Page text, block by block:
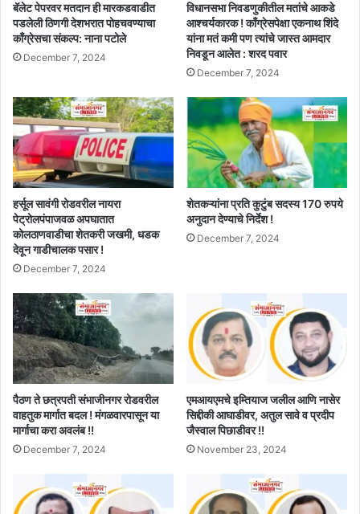
बॅलेट पेपरवर मतदान ही मारकडवाडीत
पडलेली ठिणगी देशभरात पोहचवण्याचा
काँग्रेसचा संकल्प: नाना पटोले
December 7, 2024
विधानसभा निवडणुकीतील मतांचे आकडे
आश्चर्यकारक ! काँग्रेसपेक्षा एकनाथ शिंदे
यांना मतं कमी पण त्यांचे जास्त आमदार
निवडून आलेत : शरद पवार
December 7, 2024
हर्सूल सावंगी रोडवरील नायरा
पेट्रोलपंपाजवळ अपघातात
कोलठाणवाडीचा शेतकरी जखमी, धडक
देवून गाडीचालक पसार !
December 7, 2024
शेतकऱ्यांना प्रति कुटुंब सदस्य 170 रुपये
अनुदान देण्याचे निर्देश !
December 7, 2024
पैठण ते छत्रपती संभाजीनगर रोडवरील
वाहतुक मार्गात बदल ! मंगळवारपासून या
मार्गाचा करा अवलंब !!
December 7, 2024
एमआयएमचे इम्तियाज जलील आणि नासेर
सिद्दीकी आघाडीवर, अतुल सावे व प्रदीप
जैस्वाल पिछाडीवर !!
November 23, 2024